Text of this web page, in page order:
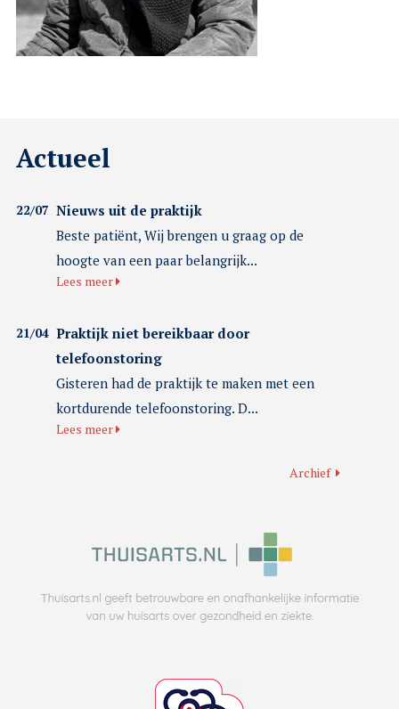
Actueel
22/07 Nieuws uit de praktijk
Beste patiënt, Wij brengen u graag op de
hoogte van een paar belangrijk...
Lees meer
21/04 Praktijk niet bereikbaar door
telefoonstoring
Gisteren had de praktijk te maken met een
kortdurende telefoonstoring. D...
Lees meer
Archief